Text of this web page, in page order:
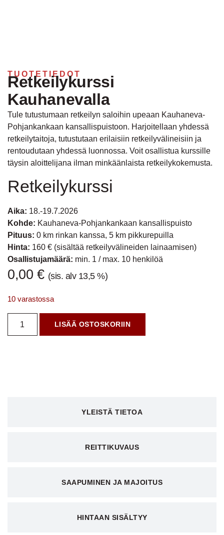
TUOTETIEDOT
Retkeilykurssi
Kauhanevalla
Tule tutustumaan retkeilyn saloihin upeaan Kauhaneva-
Pohjankankaan kansallispuistoon. Harjoitellaan yhdessä
retkeilytaitoja, tutustutaan erilaisiin retkeilyvälineisiin ja
rentoudutaan yhdessä luonnossa. Voit osallistua kurssille
täysin aloittelijana ilman minkäänlaista retkeilykokemusta.
Retkeilykurssi
Aika: 18.-19.7.2026
Kohde: Kauhaneva-Pohjankankaan kansallispuisto
Pituus: 0 km rinkan kanssa, 5 km pikkurepuilla
Hinta: 160 € (sisältää retkeilyvälineiden lainaamisen)
Osallistujamäärä: min. 1 / max. 10 henkilöä
0,00 € (sis. alv 13,5 %)
10 varastossa
LISÄÄ OSTOSKORIIN
YLEISTÄ TIETOA
REITTIKUVAUS
SAAPUMINEN JA MAJOITUS
HINTAAN SISÄLTYY